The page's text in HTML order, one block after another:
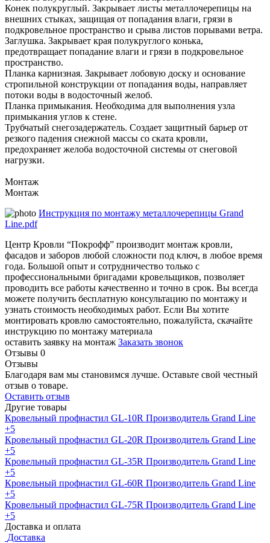
Конек полукруглый. Закрывает листы металлочерепицы на
внешних стыках, защищая от попадания влаги, грязи в
подкровельное пространство и срыва листов порывами ветра.
Заглушка. Закрывает края полукруглого конька,
предотвращает попадание влаги и грязи в подкровельное
пространство.
Планка карнизная. Закрывает лобовую доску и основание
стропильной конструкции от попадания воды, направляет
потоки воды в водосточный желоб.
Планка примыкания. Необходима для выполнения узла
примыкания углов к стене.
Трубчатый снегозадержатель. Создает защитный барьер от
резкого падения снежной массы со ската кровли,
предохраняет желоба водосточной системы от снеговой
нагрузки.
Монтаж
Монтаж
Инструкция по монтажу металлочерепицы Grand
Line.pdf
Центр Кровли “Покрофф” производит монтаж кровли,
фасадов и заборов любой сложности под ключ, в любое время
года. Большой опыт и сотрудничество только с
профессиональными бригадами кровельщиков, позволяет
проводить все работы качественно и точно в срок. Вы всегда
можете получить бесплатную консультацию по монтажу и
узнать стоимость необходимых работ. Если Вы хотите
монтировать кровлю самостоятельно, пожалуйста, скачайте
инструкцию по монтажу материала
оставить заявку на монтаж Заказать звонок
Отзывы 0
Отзывы
Благодаря вам мы становимся лучше. Оставьте свой честный
отзыв о товаре.
Оставить отзыв
Другие товары
Кровельный профнастил GL-10R Производитель Grand Line
+5
Кровельный профнастил GL-20R Производитель Grand Line
+5
Кровельный профнастил GL-35R Производитель Grand Line
+5
Кровельный профнастил GL-60R Производитель Grand Line
+5
Кровельный профнастил GL-75R Производитель Grand Line
+5
Доставка и оплата
Доставка